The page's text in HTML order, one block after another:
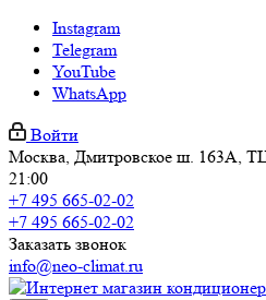
Instagram
Telegram
YouTube
WhatsApp
Войти
Москва, Дмитровское ш. 163А,
21:00
+7 495 665-02-02
+7 495 665-02-02
Заказать звонок
info@neo-climat.ru